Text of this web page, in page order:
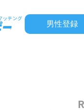
男性登録